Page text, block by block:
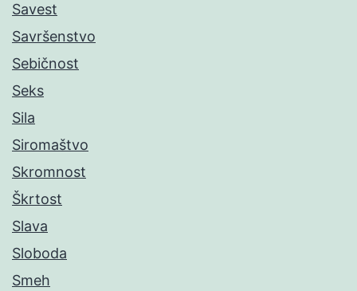
Savest
Savršenstvo
Sebičnost
Seks
Sila
Siromaštvo
Skromnost
Škrtost
Slava
Sloboda
Smeh